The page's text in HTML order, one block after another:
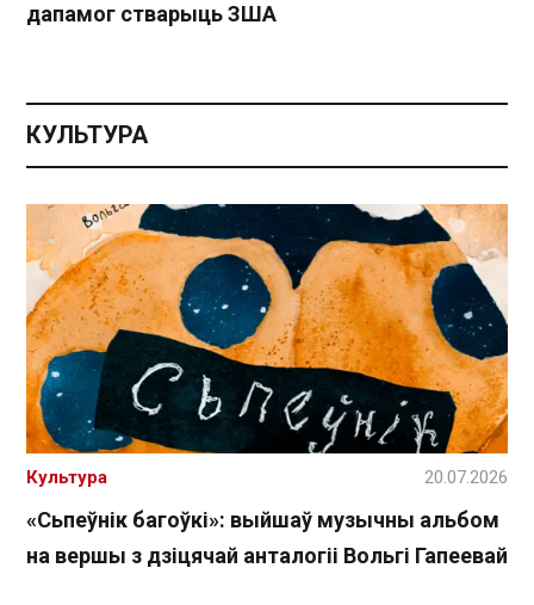
дапамог стварыць ЗША
КУЛЬТУРА
«Сьпеўнік багоўкі»: выйшаў музычны альбом
на вершы з дзіцячай анталогіі Вольгі Гапеевай
Культура 20.07.2026